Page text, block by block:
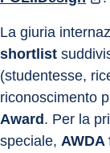
La giuria
shortlist
(studentesse,
riconoscimento
Award. Per la
speciale,